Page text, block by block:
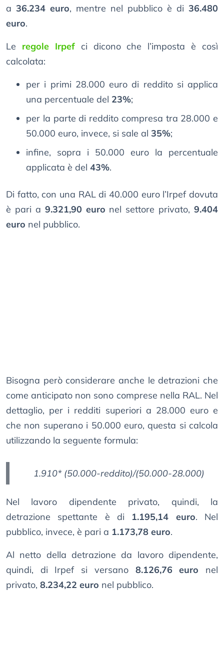
a 36.234 euro, mentre nel pubblico è di 36.480
euro.
Le regole Irpefci dicono che l’imposta è così
calcolata:
per i primi 28.000 euro di reddito si applica
una percentuale del 23%;
per la parte di reddito compresa tra 28.000 e
50.000 euro, invece, si sale al 35%;
infine, sopra i 50.000 euro la percentuale
applicata è del 43%.
Di fatto, con una RAL di 40.000 euro l’Irpef dovuta
è pari a 9.321,90 euro nel settore privato, 9.404
euro nel pubblico.
Bisogna però considerare anche le detrazioni che
come anticipato non sono comprese nella RAL. Nel
dettaglio, per i redditi superiori a 28.000 euro e
che non superano i 50.000 euro, questa si calcola
utilizzando la seguente formula:
1.910* (50.000-reddito)/(50.000-28.000)
Nel lavoro dipendente privato, quindi, la
detrazione spettante è di 1.195,14 euro. Nel
pubblico, invece, è pari a 1.173,78 euro.
Al netto della detrazione da lavoro dipendente,
quindi, di Irpef si versano 8.126,76 euro nel
privato, 8.234,22 euro ​​nel pubblico.